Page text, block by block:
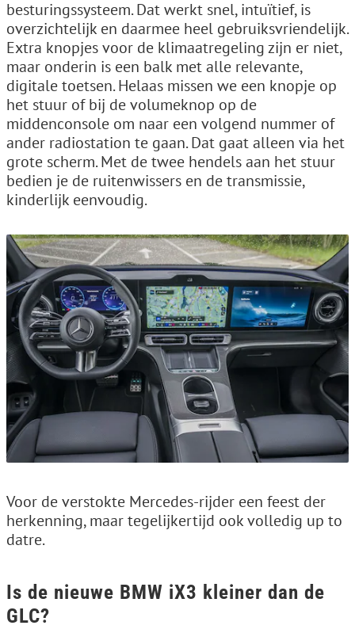
besturingssysteem. Dat werkt snel, intuïtief, is
overzichtelijk en daarmee heel gebruiksvriendelijk.
Extra knopjes voor de klimaatregeling zijn er niet,
maar onderin is een balk met alle relevante,
digitale toetsen. Helaas missen we een knopje op
het stuur of bij de volumeknop op de
middenconsole om naar een volgend nummer of
ander radiostation te gaan. Dat gaat alleen via het
grote scherm. Met de twee hendels aan het stuur
bedien je de ruitenwissers en de transmissie,
kinderlijk eenvoudig.
Voor de verstokte Mercedes-rijder een feest der
herkenning, maar tegelijkertijd ook volledig up to
datre.
Is de nieuwe BMW iX3 kleiner dan de
GLC?